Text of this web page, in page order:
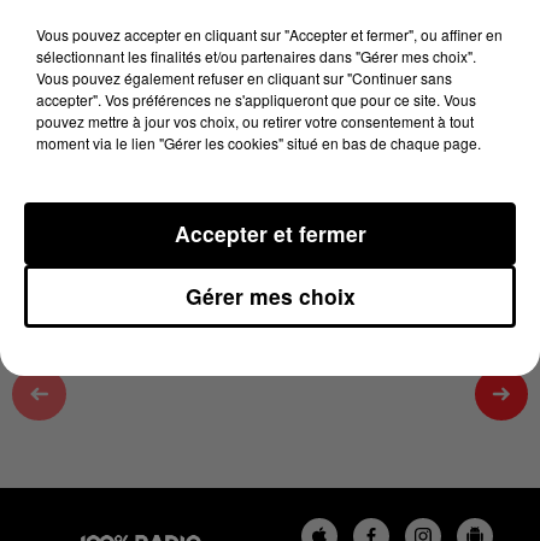
PODCAST DE L'ÉMISSION 100% CHEZ VOUS
AVEC L'EXPOSITION « 100 ANS D'OVALIE À
CARMAUX »
EXPOSITION « 100 ANS D'OVALIE À
CARMAUX »
Vous pouvez accepter en cliquant sur "Accepter et fermer", ou affiner en
sélectionnant les finalités et/ou partenaires dans "Gérer mes choix".
Vous pouvez également refuser en cliquant sur "Continuer sans
accepter". Vos préférences ne s'appliqueront que pour ce site. Vous
pouvez mettre à jour vos choix, ou retirer votre consentement à tout
moment via le lien "Gérer les cookies" situé en bas de chaque page.
Gérer mes choix
Accepter et fermer